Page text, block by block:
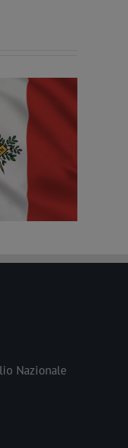
i cento anni dalla
la Massoneria
Nazionale